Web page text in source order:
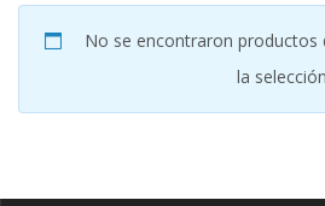
No se encontraron productos
la